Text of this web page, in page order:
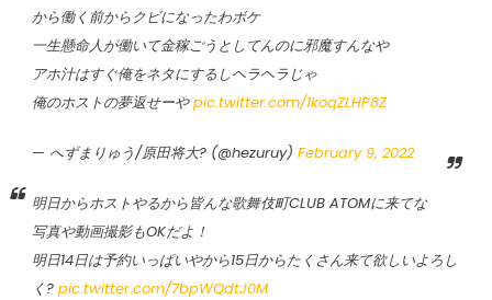
から働く前からクビになったわボケ
一生懸命人が働いて金稼ごうとしてんのに邪魔すんなや
アホ汁はすぐ俺をネタにするしヘラヘラじゃ
俺のホストの夢返せーやpic.twitter.com/1koqZLHP8Z
— へずまりゅう/原田将大? (@hezuruy) February 9, 2022
明日からホストやるから皆んな歌舞伎町CLUB ATOMに来てな
写真や動画撮影もOKだよ！
明日14日は予約いっぱいやから15日からたくさん来て欲しいよろし
く? pic.twitter.com/7bpWQdtJ0M